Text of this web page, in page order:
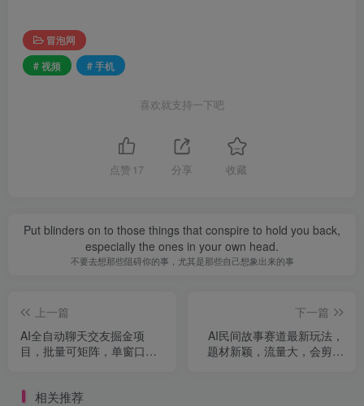
冒泡网
# 视频
# 手机
喜欢就支持一下吧
点赞 17 分享 收藏
Put blinders on to those things that conspire to hold you back,
especially the ones in your own head.
不要去想那些阻碍你的事，尤其是那些自己想象出来的事
上一篇
AI全自动聊天交友掘金项
目，批量可矩阵，单窗口收
下一篇
AI民间故事赛道最新玩法，
题材新颖，流量大，会剪映
相关推荐